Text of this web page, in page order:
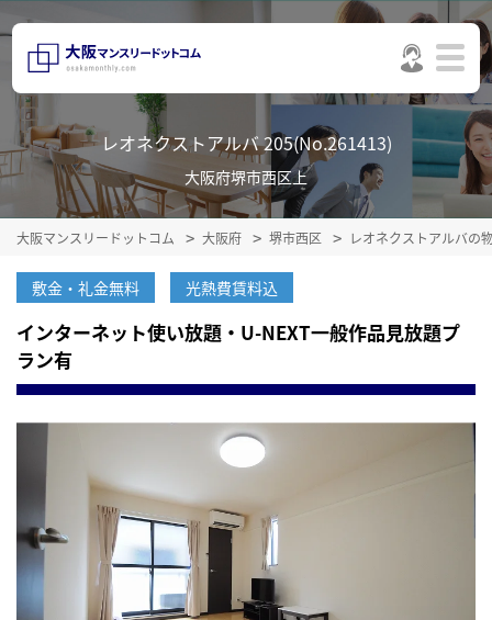
レオネクストアルバ 205(No.261413)
大阪府堺市西区上
大阪マンスリードットコム 大阪府 堺市西区 レオネクストアルバの
敷金・礼金無料 光熱費賃料込
インターネット使い放題・U-NEXT一般作品見放題プ
ラン有